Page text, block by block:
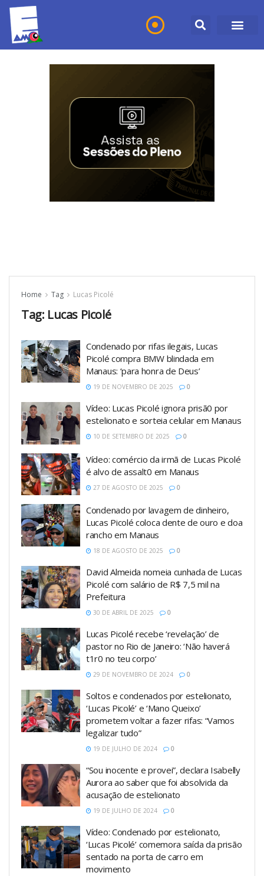
Home Tag Lucas Picolé
Tag: Lucas Picolé
Condenado por rifas ilegais, Lucas
Picolé compra BMW blindada em
Manaus: ‘para honra de Deus’
19 DE NOVEMBRO DE 2025 0
Vídeo: Lucas Picolé ignora prisã0 por
estelionato e sorteia celular em Manaus
10 DE SETEMBRO DE 2025 0
Vídeo: comércio da irmã de Lucas Picolé
é alvo de assalt0 em Manaus
27 DE AGOSTO DE 2025 0
Condenado por lavagem de dinheiro,
Lucas Picolé coloca dente de ouro e doa
rancho em Manaus
18 DE AGOSTO DE 2025 0
David Almeida nomeia cunhada de Lucas
Picolé com salário de R$ 7,5 mil na
Prefeitura
30 DE ABRIL DE 2025 0
Lucas Picolé recebe ‘revelação’ de
pastor no Rio de Janeiro: ‘Não haverá
t1r0 no teu corpo’
29 DE NOVEMBRO DE 2024 0
Soltos e condenados por estelionato,
‘Lucas Picolé’ e ‘Mano Queixo’
prometem voltar a fazer rifas: “Vamos
legalizar tudo”
19 DE JULHO DE 2024 0
“Sou inocente e provei”, declara Isabelly
Aurora ao saber que foi absolvida da
acusação de estelionato
19 DE JULHO DE 2024 0
Vídeo: Condenado por estelionato,
‘Lucas Picolé’ comemora saída da prisão
sentado na porta de carro em
movimento